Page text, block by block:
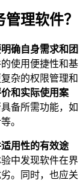
理软件？
确自身需求和团
使用便捷性和基
杂的权限管理和
和实际使用案
备所需功能，如
。
用性的有效途
中发现软件在界
。同时，也应关